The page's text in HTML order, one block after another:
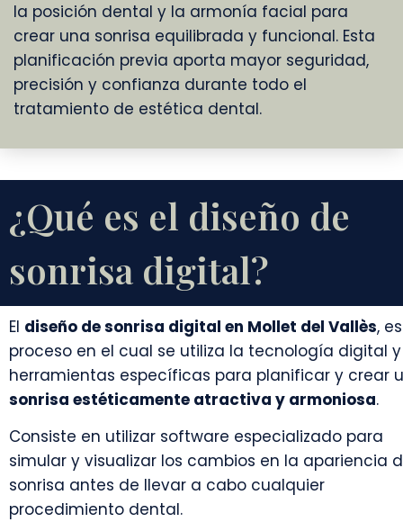
la posición dental y la armonía facial para
crear una sonrisa equilibrada y funcional. Esta
planificación previa aporta mayor seguridad,
precisión y confianza durante todo el
tratamiento de estética dental.
¿Qué es el diseño de
sonrisa digital?
El diseño de sonrisa digital en Mollet del Vallès,
proceso en el cual se utiliza la tecnología digital y
herramientas específicas para planificar y crear
sonrisa estéticamente atractiva y armoniosa.
Consiste en utilizar software especializado para
simular y visualizar los cambios en la apariencia
sonrisa antes de llevar a cabo cualquier
procedimiento dental.